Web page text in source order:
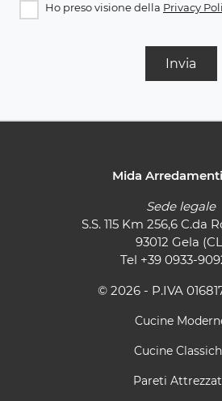
Ho preso visione della Privacy
Invia
Mida
Sede legale
S.S. 115 Km 256,6 C.da
93012 Gela
Tel +39 0933-
© 2026 - P.IVA
Cucine
Cucine
Pareti